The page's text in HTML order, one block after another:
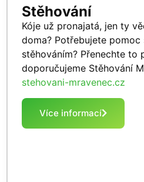
Stěhování
Kóje už pronajatá, jen ty
doma? Potřebujete pomoc
stěhováním? Přenechte to
doporučujeme Stěhování
stehovani-mravenec.cz
Více informací